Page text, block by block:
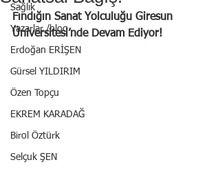
Sağlık
Yazarlar /blog
Erdoğan ERİŞEN
Gürsel YILDIRIM
Özen Topçu
EKREM KARADAĞ
Birol Öztürk
Selçuk ŞEN
Fındığın Sanat Yolculuğu Giresun
Üniversitesi’nde Devam Ediyor!